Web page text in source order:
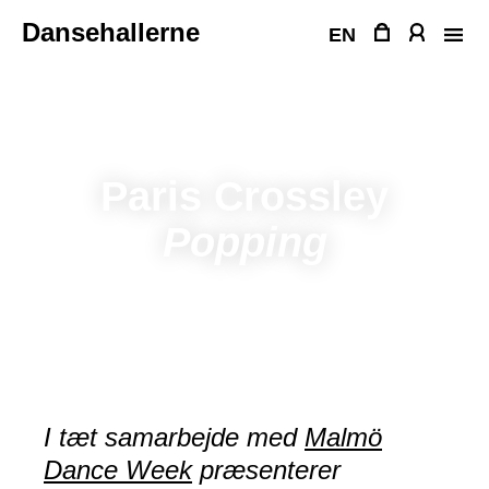
Dansehallerne EN
I tæt samarbejde med Malmö
Dance Weekpræsenterer